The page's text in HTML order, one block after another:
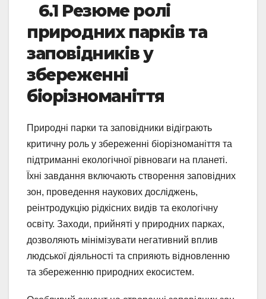
6.1 Резюме ролі
природних парків та
заповідників у
збереженні
біорізноманіття
Природні парки та заповідники відіграють
критичну роль у збереженні біорізноманіття та
підтриманні екологічної рівноваги на планеті.
Їхні завдання включають створення заповідних
зон, проведення наукових досліджень,
реінтродукцію рідкісних видів та екологічну
освіту. Заходи, прийняті у природних парках,
дозволяють мінімізувати негативний вплив
людської діяльності та сприяють відновленню
та збереженню природних екосистем.